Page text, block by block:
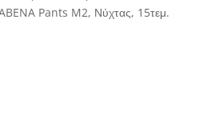
Pants M2, Νύχτας, 15τεμ.